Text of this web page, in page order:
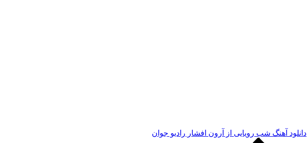
دانلود آهنگ شب رویایی از آرون افشار رادیو جوان